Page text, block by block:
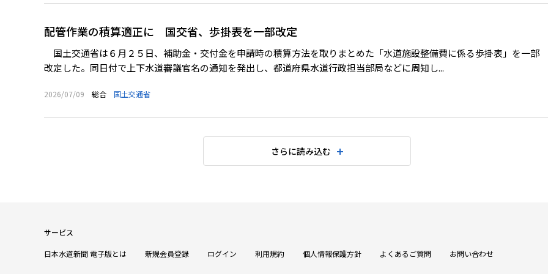
配管作業の積算適正に 国交省、歩掛表を一部改定
国土交通省は６月２５日、補助金・交付金を申請時の積算方法を取りまとめた「水道施設整備費に係る歩掛表」を一部
改定した。同日付で上下水道審議官名の通知を発出し、都道府県水道行政担当部局などに周知し...
2026/07/09 総合 国土交通省
さらに読み込む
サービス
日本水道新聞 電子版とは 新規会員登録 ログイン 利用規約 個人情報保護方針 よくあるご質問 お問い合わせ